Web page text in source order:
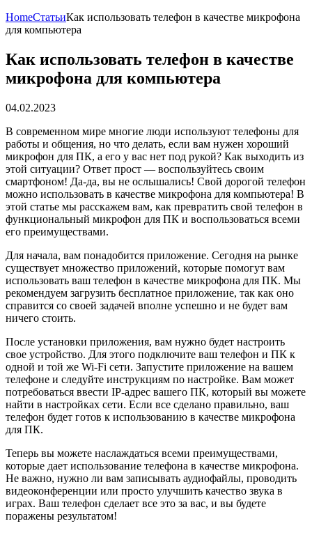
HomeСтатьиКак использовать телефон в качестве микрофона
для компьютера
Как использовать телефон в качестве
микрофона для компьютера
04.02.2023
В современном мире многие люди используют телефоны для
работы и общения, но что делать, если вам нужен хороший
микрофон для ПК, а его у вас нет под рукой? Как выходить из
этой ситуации? Ответ прост — воспользуйтесь своим
смартфоном! Да-да, вы не ослышались! Свой дорогой телефон
можно использовать в качестве микрофона для компьютера! В
этой статье мы расскажем вам, как превратить свой телефон в
функциональный микрофон для ПК и воспользоваться всеми
его преимуществами.
Для начала, вам понадобится приложение. Сегодня на рынке
существует множество приложений, которые помогут вам
использовать ваш телефон в качестве микрофона для ПК. Мы
рекомендуем загрузить бесплатное приложение, так как оно
справится со своей задачей вполне успешно и не будет вам
ничего стоить.
После установки приложения, вам нужно будет настроить
свое устройство. Для этого подключите ваш телефон и ПК к
одной и той же Wi-Fi сети. Запустите приложение на вашем
телефоне и следуйте инструкциям по настройке. Вам может
потребоваться ввести IP-адрес вашего ПК, который вы можете
найти в настройках сети. Если все сделано правильно, ваш
телефон будет готов к использованию в качестве микрофона
для ПК.
Теперь вы можете наслаждаться всеми преимуществами,
которые дает использование телефона в качестве микрофона.
Не важно, нужно ли вам записывать аудиофайлы, проводить
видеоконференции или просто улучшить качество звука в
играх. Ваш телефон сделает все это за вас, и вы будете
поражены результатом!